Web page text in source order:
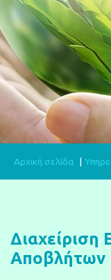
Αρχική σελίδα
Διαχείριση
Aποβλήτων